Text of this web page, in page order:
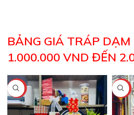
BẢNG GIÁ TRÁP DẠM
1.000.000 VND ĐẾN
-6% -4%